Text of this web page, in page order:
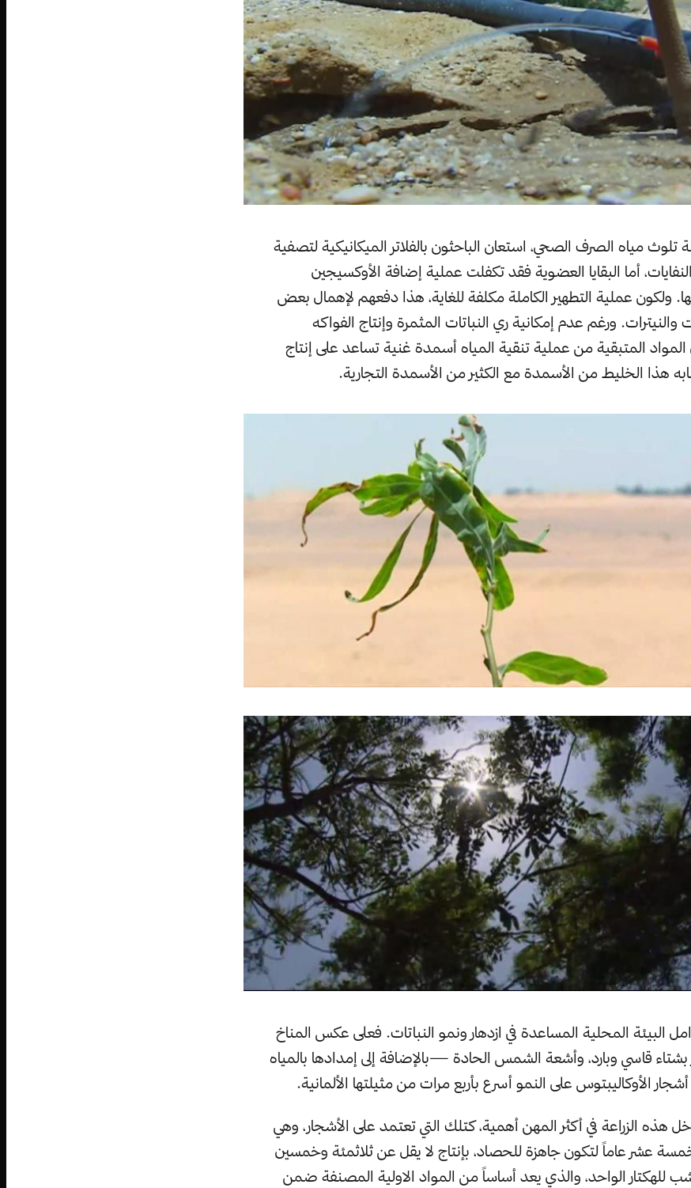
مياه الصرف الصحي، استعان الباحثون بالفلاتر الميكانيكية لتصفية
أما البقايا العضوية فقد تكفلت عملية إضافة الأوكسيجين
ولكون عملية التطهير الكاملة مكلفة للغاية، هذا دفعهم لإهمال بعض
والنيترات. ورغم عدم إمكانية ري النباتات المثمرة وإنتاج الفواكه
المتبقية من عملية تنقية المياه أسمدة غنية تساعد على إنتاج
هذا الخليط من الأسمدة مع الكثير من الأسمدة التجارية.
البيئة المحلية المساعدة في ازدهار ونمو النباتات. فعلى عكس المناخ
بشتاء قاسي وبارد، وأشعة الشمس الحادة —بالإضافة إلى إمدادها بالمياه
الأوكاليبتوس على النمو أسرع بأربع مرات من مثيلتها الألمانية.
هذه الزراعة في أكثر المهن أهمية، كتلك التي تعتمد على الأشجار، وهي
عشر عاماً لتكون جاهزة للحصاد، بإنتاج لا يقل عن ثلاثمئة وخمسين
الواحد، والذي يعد أساساً من المواد الاولية المصنفة ضمن